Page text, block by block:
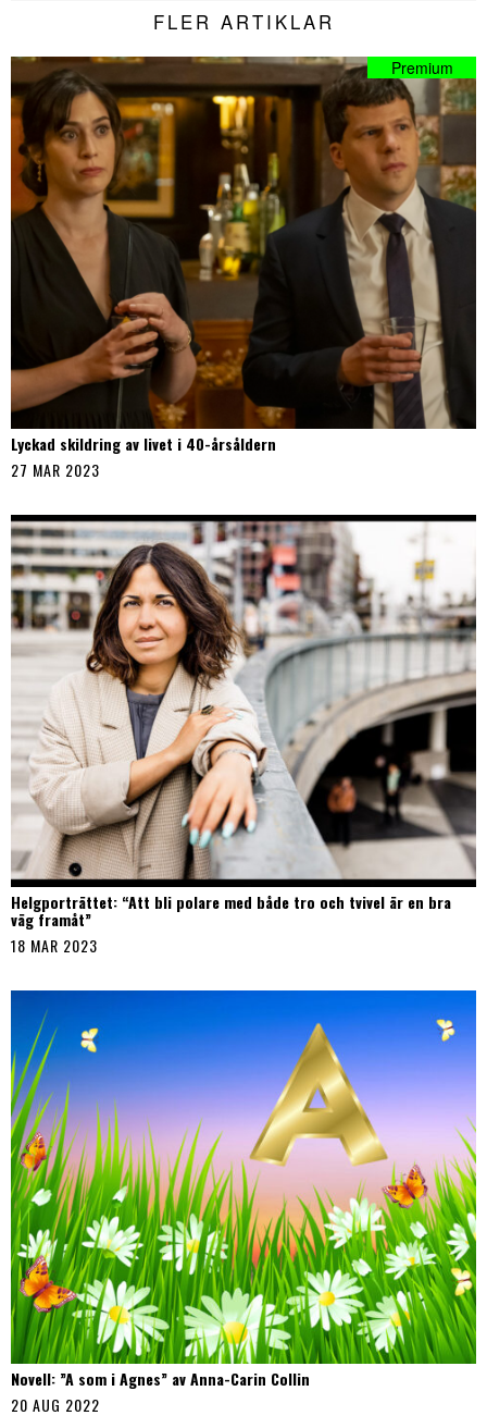
FLER ARTIKLAR
Lyckad skildring av livet i 40-årsåldern
27 MAR 2023
Helgporträttet: “Att bli polare med både tro och tvivel är en bra
väg framåt”
18 MAR 2023
Novell: ”A som i Agnes” av Anna-Carin Collin
20 AUG 2022